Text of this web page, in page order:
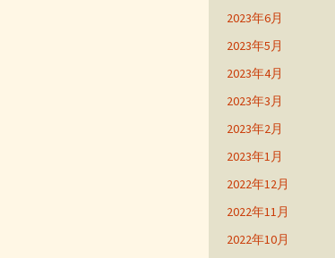
2023年6月
2023年5月
2023年4月
2023年3月
2023年2月
2023年1月
2022年12月
2022年11月
2022年10月